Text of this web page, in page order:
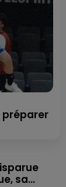
préparer
sa...